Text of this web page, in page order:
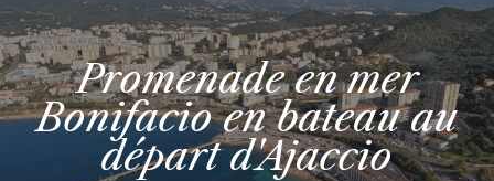
Promenade en mer
Bonifacio en bateau au
départ d'Ajaccio